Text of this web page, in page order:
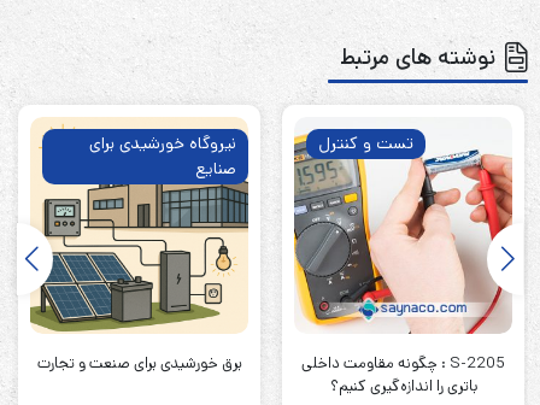
نوشته های مرتبط
تست و کنترل
S-2205 : چگونه مقاومت داخلی
باتری را اندازه‌گیری کنیم؟
نیروگاه خورشیدی برای
صنایع
برق خورشیدی برای صنعت و تجارت